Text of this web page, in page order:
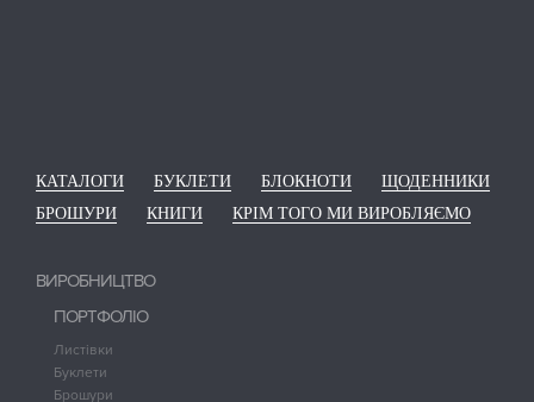
КАТАЛОГИ БУКЛЕТИ БЛОКНОТИ
ЩОДЕННИКИ
БРОШУРИ
КНИГИ КРІМ ТОГО МИ ВИРОБЛЯЄМО
ВИРОБНИЦТВО
ПОРТФОЛІО
Листівки
Буклети
Брошури